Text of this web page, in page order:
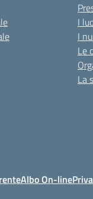
I
I
Le
La
Albo On-line